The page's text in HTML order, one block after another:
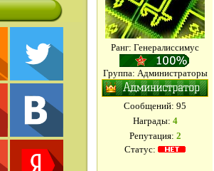
Ранг: Генералиссимус
Группа: Администраторы
Сообщений: 95
Награды: 4
Репутация: 2
Статус: